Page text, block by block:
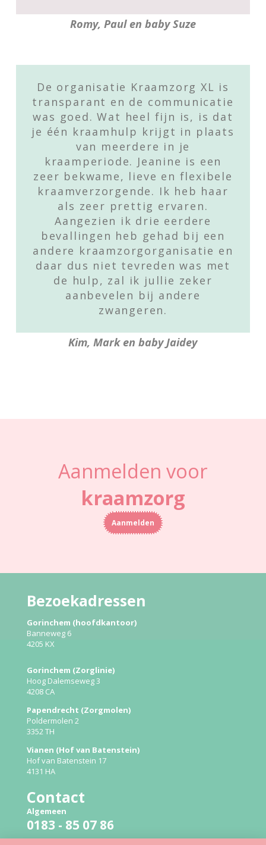
Romy, Paul en baby Suze
De organisatie Kraamzorg XL is
transparant en de communicatie
was goed. Wat heel fijn is, is dat
je één kraamhulp krijgt in plaats
van meerdere in je
kraamperiode. Jeanine is een
zeer bekwame, lieve en flexibele
kraamverzorgende. Ik heb haar
als zeer prettig ervaren.
Aangezien ik drie eerdere
bevallingen heb gehad bij een
andere kraamzorgorganisatie en
daar dus niet tevreden was met
de hulp, zal ik jullie zeker
aanbevelen bij andere
zwangeren.
Kim, Mark en baby Jaidey
Aanmelden voor
kraamzorg
Aanmelden
Bezoekadressen
Gorinchem (hoofdkantoor)
Banneweg 6
4205 KX
Gorinchem (Zorglinie)
Hoog Dalemseweg 3
4208 CA
Papendrecht (Zorgmolen)
Poldermolen 2
3352 TH
Vianen (Hof van Batenstein)
Hof van Batenstein 17
4131 HA
Contact
Algemeen
0183 - 85 07 86